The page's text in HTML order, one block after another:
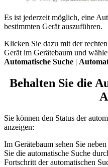
Es ist jederzeit möglich, eine
bestimmten Gerät auszuführen.
Klicken Sie dazu mit der
Gerät im Gerätebaum und
Automatische Suche |
Behalten Sie die
Sie können den Status der
anzeigen:
Im Gerätebaum sehen Sie
Sie die automatische Suche
Fortschritt der automatischen